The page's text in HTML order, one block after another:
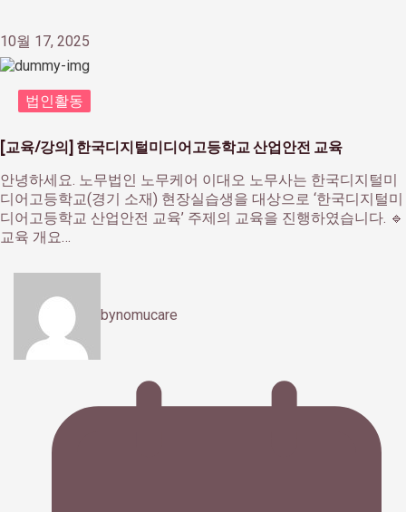
10월 17, 2025
법인활동
[교육/강의] 한국디지털미디어고등학교 산업안전 교육
안녕하세요. 노무법인 노무케어 이대오 노무사는 한국디지털미
디어고등학교(경기 소재) 현장실습생을 대상으로 ‘한국디지털미
디어고등학교 산업안전 교육’ 주제의 교육을 진행하였습니다. 🔹
교육 개요…
bynomucare